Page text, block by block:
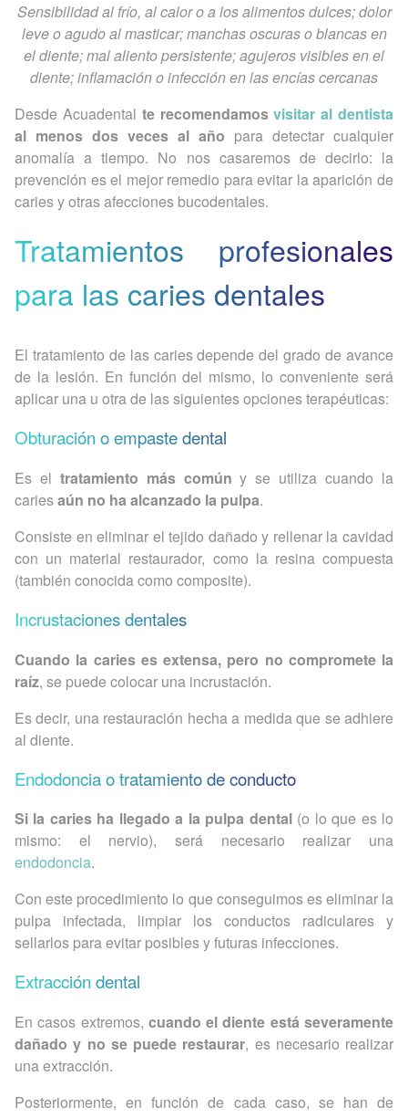
Sensibilidad al frío, al calor o a los alimentos dulces; dolor
leve o agudo al masticar; manchas oscuras o blancas en
el diente; mal aliento persistente; agujeros visibles en el
diente; inflamación o infección en las encías cercanas
Desde Acuadental te recomendamosvisitar al dentista
al menos dos veces al año para detectar cualquier
anomalía a tiempo. No nos casaremos de decirlo: la
prevención es el mejor remedio para evitar la aparición de
caries y otras afecciones bucodentales.
Tratamientos profesionales
para las caries dentales
El tratamiento de las caries depende del grado de avance
de la lesión. En función del mismo, lo conveniente será
aplicar una u otra de las siguientes opciones terapéuticas:
Obturación o empaste dental
Es el tratamiento más común y se utiliza cuando la
cariesaún no ha alcanzado la pulpa.
Consiste en eliminar el tejido dañado y rellenar la cavidad
con un material restaurador, como la resina compuesta
(también conocida como composite).
Incrustaciones dentales
Cuando la caries es extensa, pero no compromete la
raíz, se puede colocar una incrustación.
Es decir, una restauración hecha a medida que se adhiere
al diente.
Endodoncia o tratamiento de conducto
Si la caries ha llegado a la pulpa dental(o lo que es lo
mismo: el nervio), será necesario realizar una
endodoncia.
Con este procedimiento lo que conseguimos es eliminar la
pulpa infectada, limpiar los conductos radiculares y
sellarlos para evitar posibles y futuras infecciones.
Extracción dental
En casos extremos, cuando el diente está severamente
dañado y no se puede restaurar, es necesario realizar
una extracción.
Posteriormente, en función de cada caso, se han de